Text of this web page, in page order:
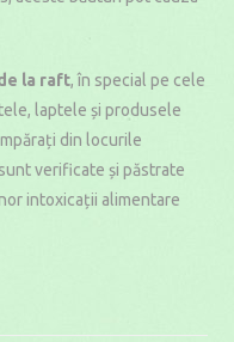
la raft, în special pe cele
laptele și produsele
din locurile
verificate și păstrate
intoxicații alimentare